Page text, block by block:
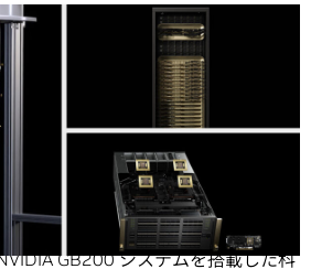
GB200 システムを搭載した科